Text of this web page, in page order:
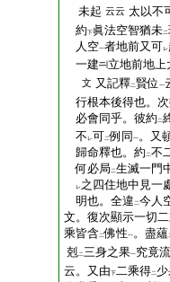
未起 云云 太以不
約下眞法空智猶未二
人空一者地前又可レ
一建
立地前地上
文 又記釋二賢位 一
行根本後得也。
必會同乎。彼約 二
不 レ可二例同 一。又
歸命釋也。約 二不
何必局 二生滅一門
レ之四住地中見一
明也。全違 二今人
文。復次顯示一切
乘皆含二佛性一。盡蘊
剋二三身之果一究竟流
云。又由下二乘得二